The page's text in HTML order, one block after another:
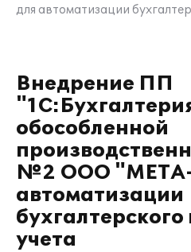
для автоматизации
Внедрение ПП
обособленной
№2 ООО "МЕТА-
автоматизации
бухгалтерского
учета